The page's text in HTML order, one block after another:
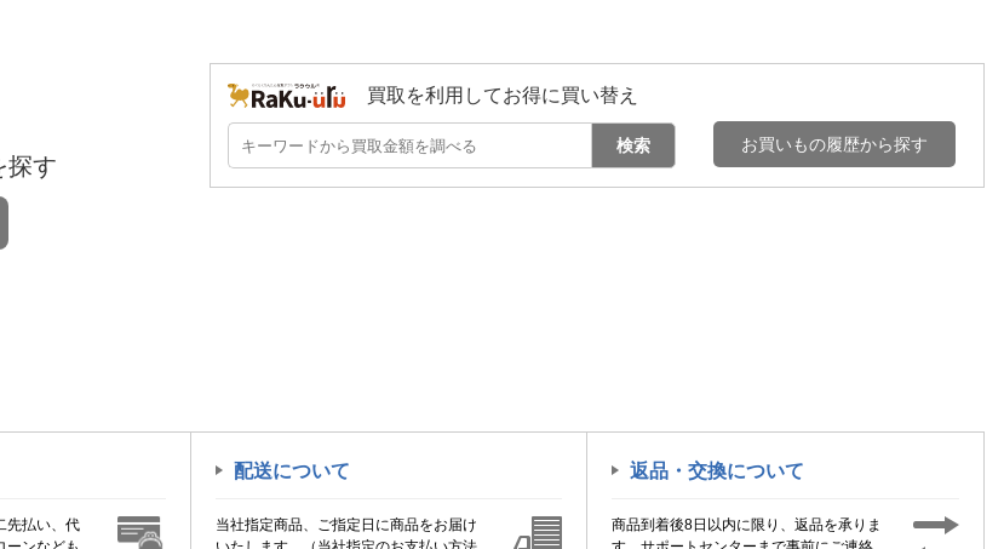
探す
買取を利用してお得に買い替え
検索 お買いもの履歴から探す
先払い、代
配送について
当社指定商品、ご指定日に商品をお届け
返品・交換について
商品到着後8日以内に限り、返品を承りま